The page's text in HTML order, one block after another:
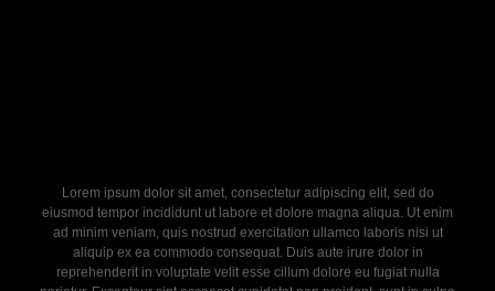
Lorem ipsum dolor sit amet, consectetur adipiscing elit, sed do
eiusmod tempor incididunt ut labore et dolore magna aliqua. Ut enim
ad minim veniam, quis nostrud exercitation ullamco laboris nisi ut
aliquip ex ea commodo consequat. Duis aute irure dolor in
reprehenderit in voluptate velit esse cillum dolore eu fugiat nulla